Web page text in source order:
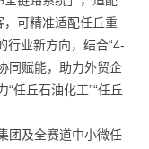
可精准适配任丘重
行业新方向，结合“4-
同赋能，助力外贸企
任丘石油化工”“任丘
团及全赛道中小微任